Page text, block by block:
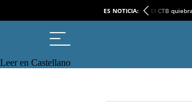
ES NOTICIA: El CTB
Leer en Castellano